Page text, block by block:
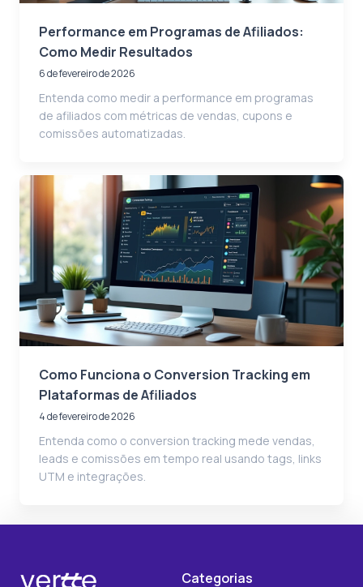
Performance em Programas de Afiliados:
Como Medir Resultados
6 de fevereiro de 2026
Entenda como medir a performance em programas
de afiliados com métricas de vendas, cupons e
comissões automatizadas.
Como Funciona o Conversion Tracking em
Plataformas de Afiliados
4 de fevereiro de 2026
Entenda como o conversion tracking mede vendas,
leads e comissões em tempo real usando tags, links
UTM e integrações.
Categorias